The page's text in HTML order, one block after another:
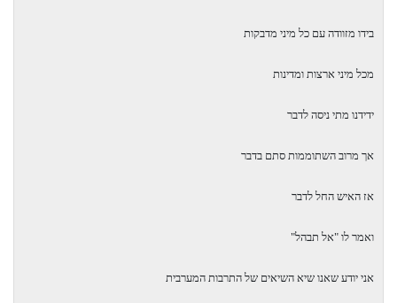
בידו מזוודה עם כל מיני מדבקות
מכל מיני ארצות ומדינות
ידידנו מתי ניסה לדבר
אך מרוב השתוממות סתם בדבר
אז האיש החל לדבר
ואמר לו "אל תבהל"
אני יודע שאנו שיא השיאים של התרבות המערבית